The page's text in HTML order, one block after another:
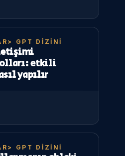
GPT DIZINI
etkili
yapılır
GPT DIZINI